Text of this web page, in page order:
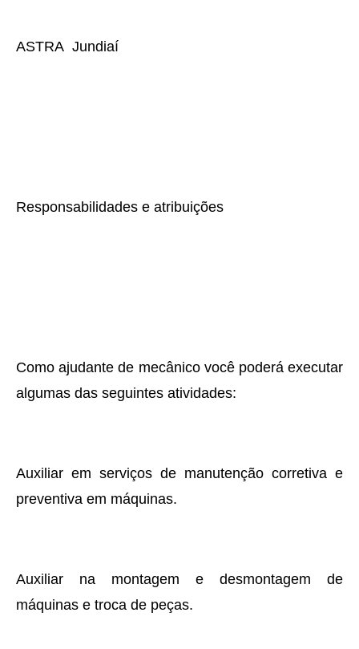
ASTRA Jundiaí
Responsabilidades e atribuições
Como ajudante de mecânico você poderá executar
algumas das seguintes atividades:
Auxiliar em serviços de manutenção corretiva e
preventiva em máquinas.
Auxiliar na montagem e desmontagem de
máquinas e troca de peças.